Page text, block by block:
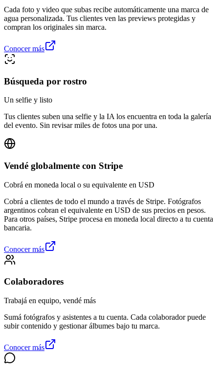
Cada foto y video que subas recibe automáticamente una marca de
agua personalizada. Tus clientes ven las previews protegidas y
compran los originales sin marca.
Conocer más
Búsqueda por rostro
Un selfie y listo
Tus clientes suben una selfie y la IA los encuentra en toda la galería
del evento. Sin revisar miles de fotos una por una.
Vendé globalmente con Stripe
Cobrá en moneda local o su equivalente en USD
Cobrá a clientes de todo el mundo a través de Stripe. Fotógrafos
argentinos cobran el equivalente en USD de sus precios en pesos.
Para otros países, Stripe procesa en moneda local directo a tu cuenta
bancaria.
Conocer más
Colaboradores
Trabajá en equipo, vendé más
Sumá fotógrafos y asistentes a tu cuenta. Cada colaborador puede
subir contenido y gestionar álbumes bajo tu marca.
Conocer más